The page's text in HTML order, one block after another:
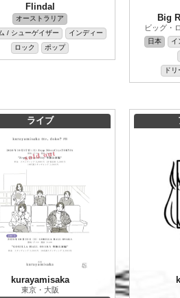
Flindal
オーストラリア
/ シューゲイザー
インディー
ロック
ポップ
Big
ビッグ・
日本 イ
ド
ライブ
kurayamisaka
東京・大阪